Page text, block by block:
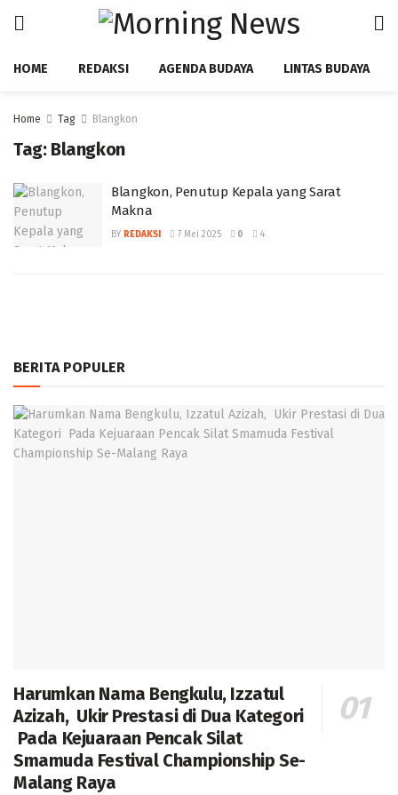
HOME REDAKSI AGENDA BUDAYA LINTAS BUDAYA
Home Tag Blangkon
Tag: Blangkon
Blangkon, Penutup Kepala yang Sarat
Makna
BY REDAKSI 7 Mei 2025 0 4
BERITA POPULER
Harumkan Nama Bengkulu, Izzatul
Azizah, Ukir Prestasi di Dua Kategori
Pada Kejuaraan Pencak Silat
Smamuda Festival Championship Se-
Malang Raya